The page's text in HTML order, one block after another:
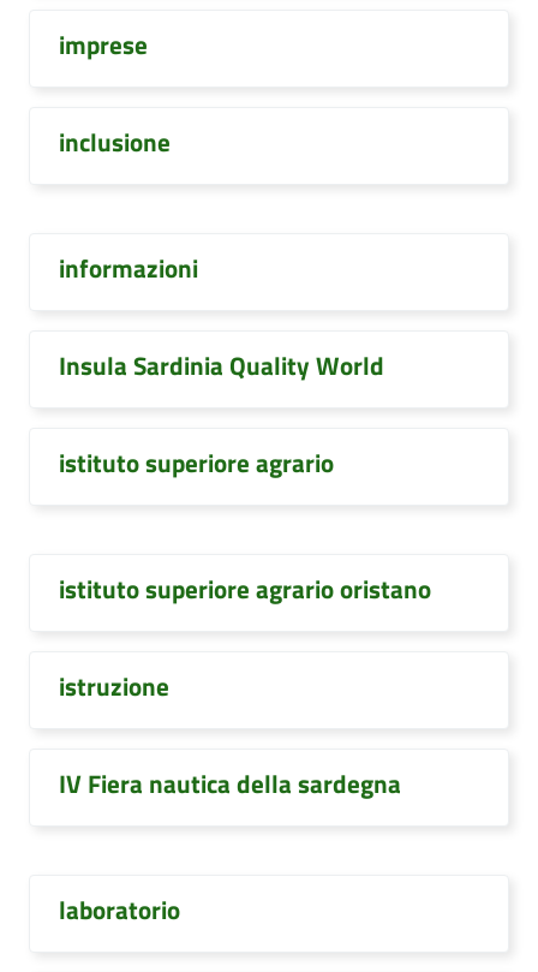
imprese
inclusione
informazioni
Insula Sardinia Quality World
istituto superiore agrario
istituto superiore agrario oristano
istruzione
IV Fiera nautica della sardegna
laboratorio